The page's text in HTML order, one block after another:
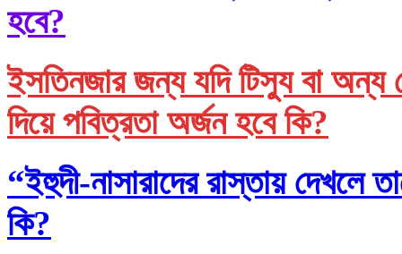
হবে?
ইসতিনজার জন্য যদি টিস্যু বা অন্য
দিয়ে পবিত্রতা অর্জন হবে কি?
“ইহুদী-নাসারাদের রাস্তায় দেখলে
কি?